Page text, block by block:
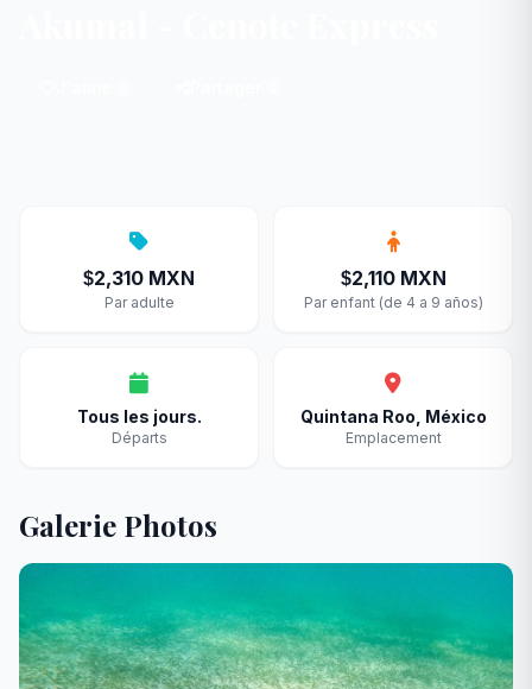
$2,310 MXN
Par adulte
$2,110 MXN
Par enfant (de 4 a 9 años)
Tous les jours.
Départs
Quintana Roo, México
Emplacement
Galerie Photos